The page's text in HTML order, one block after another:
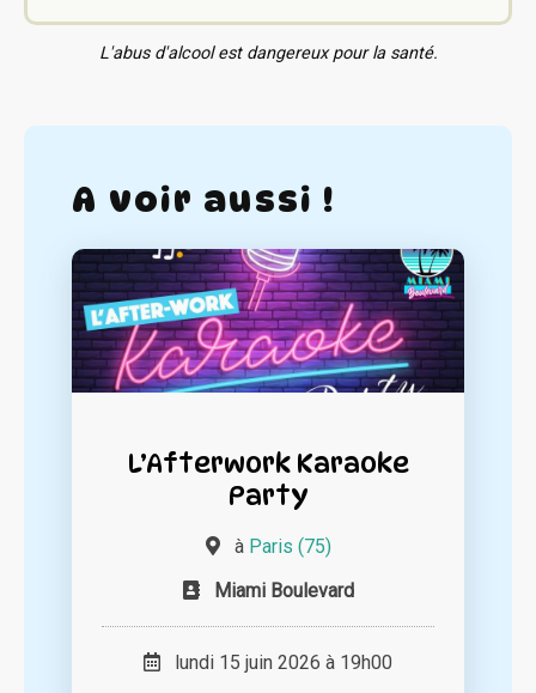
L'abus d'alcool est dangereux pour la santé.
A voir aussi !
L’Afterwork Karaoke
Party
à Paris (75)
Miami Boulevard
lundi 15 juin 2026 à 19h00